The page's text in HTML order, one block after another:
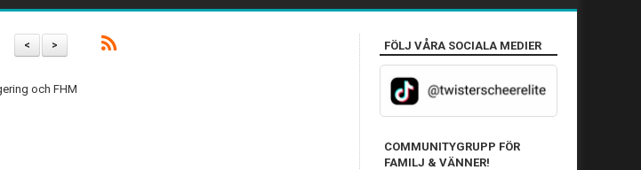
>
<
och FHM
FÖLJ VÅRA SOCIALA MEDIER
COMMUNITYGRUPP FÖR
FAMILJ & VÄNNER!